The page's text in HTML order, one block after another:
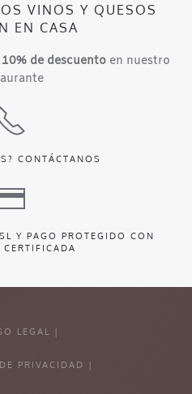
VINOS Y QUESOS
EN CASA
10% de descuentoen nuestro
CONTÁCTANOS
Y PAGO PROTEGIDO CON
CERTIFICADA
LEGAL |
PRIVACIDAD |